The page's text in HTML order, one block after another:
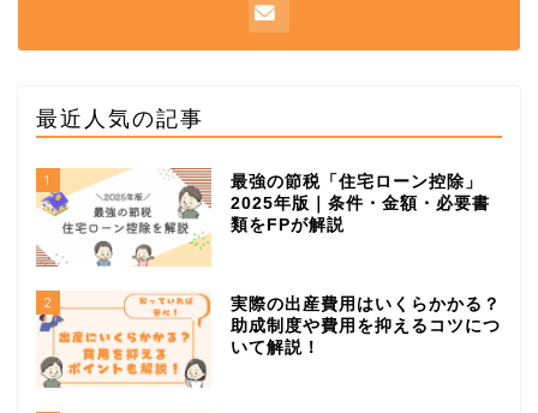
最近人気の記事
1
最強の節税「住宅ローン控除」
2025年版｜条件・金額・必要書
類をFPが解説
2
実際の出産費用はいくらかかる？
助成制度や費用を抑えるコツにつ
いて解説！